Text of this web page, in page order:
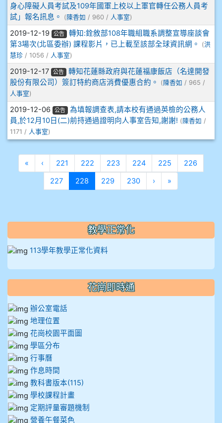
911張 婷
912彭子宸
914王苡澄
身心障礙人員考試及109年國軍上校以上軍官轉任公務人員考
試」報名訊息。
( 陳香如 / 960 / 人事室)
2019-12-19 公告
轉知:銓敘部108年職組職系調整宣導座談會
第3場次(北區委辦) 課程影片，已上載至該部全球資訊網。
(洪
慧珍 / 1056 / 人事室)
2019-12-17 公告
轉知花蓮縣政府與花蓮福康飯店（名達開發
股份有限公司）簽訂特約商店消費優惠合約。
( 陳香如 / 965 /
人事室)
2019-12-06 公告
為填報調查表,請本校有通過英檢的公務人
員,於12月10日(二)前持通過證明向人事室告知,謝謝! (陳香如 /
1171 / 人事室)
« 第一頁
‹ 上一頁
221 222 223 224 225
226
227
228 (目前頁次)
229 230 › 下一頁
»
教學正常化
113學年教學正常化資料
花崗即時通
辦公室電話
地理位置
花崗校園平面圖
學區分布
行事曆
作息時間
教科書版本(115)
學校課程計畫
定期評量審題機制
營養午餐菜色